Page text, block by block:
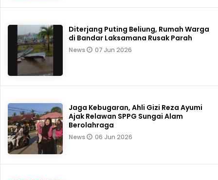
Diterjang Puting Beliung, Rumah Warga
di Bandar Laksamana Rusak Parah
News 07 Jun 2026
Jaga Kebugaran, Ahli Gizi Reza Ayumi
Ajak Relawan SPPG Sungai Alam
Berolahraga
News 06 Jun 2026